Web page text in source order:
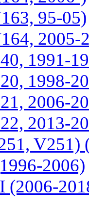
95-05)
2005-
1991-
1998-
2006-
2013-
V251)
2006)
(2006-